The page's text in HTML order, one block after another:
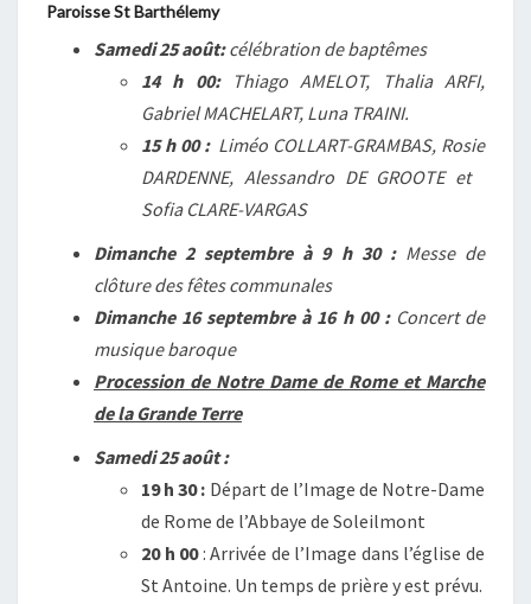
Paroisse St Barthélemy
Samedi 25 août:célébration de baptêmes
14 h 00:Thiago AMELOT, Thalia ARFI,
Gabriel MACHELART, Luna TRAINI.
15 h 00 :Liméo COLLART-GRAMBAS, Rosie
DARDENNE, Alessandro DE GROOTE et
Sofia CLARE-VARGAS
Dimanche 2 septembre à 9 h 30 : Messe de
clôture des fêtes communales
Dimanche 16 septembre à 16 h 00 : Concert de
musique baroque
Procession de Notre Dame de Rome et Marche
de la Grande Terre
Samedi 25 août :
19 h 30 : Départ de l’Image de Notre-Dame
de Rome de l’Abbaye de Soleilmont
20 h 00: Arrivée de l’Image dans l’église de
St Antoine. Un temps de prière y est prévu.